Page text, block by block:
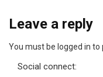
Leave a reply
You must be logged in to
Social connect: